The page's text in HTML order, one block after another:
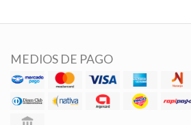
MEDIOS DE PAGO